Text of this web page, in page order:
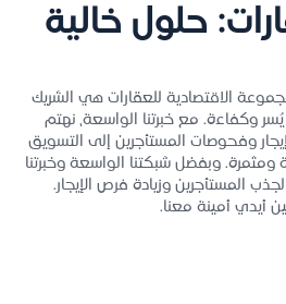
حلول خالية
الاقتصادية للعقارات هي الشريك
يُسر وكفاءة. مع خبرتنا الواسعة، نهتم
وفحوصات المستأجرين إلى التسويق
ومثمرة. وبفضل شبكتنا الواسعة وخبرتنا
المستأجرين وزيادة فرص الإيجار.
أيدي أمينة معنا.